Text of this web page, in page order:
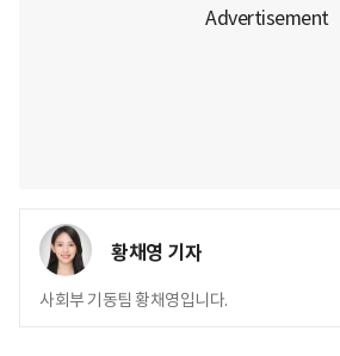
황채영 기자
사회부 기동팀 황채영입니다.